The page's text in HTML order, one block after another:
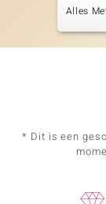
Alles
* Dit is een